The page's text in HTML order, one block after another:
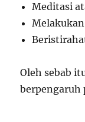
Meditasi
Oleh sebab
berpengaruh